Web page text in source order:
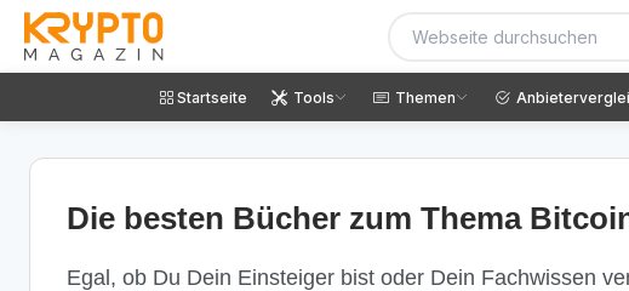
Startseite Tools Themen
Die besten Bücher zum Thema
Egal, ob Du Dein Einsteiger bist oder Dein Fachwissen